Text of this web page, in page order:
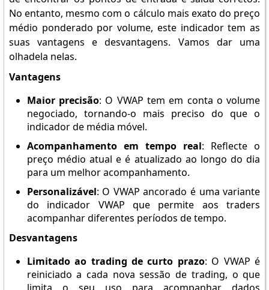
No entanto, mesmo com o cálculo mais exato do preço
médio ponderado por volume, este indicador tem as
suas vantagens e desvantagens. Vamos dar uma
olhadela nelas.
Vantagens
Maior precisão: O VWAP tem em conta o volume
negociado, tornando-o mais preciso do que o
indicador de média móvel.
Acompanhamento em tempo real: Reflecte o
preço médio atual e é atualizado ao longo do dia
para um melhor acompanhamento.
Personalizável: O VWAP ancorado é uma variante
do indicador VWAP que permite aos traders
acompanhar diferentes períodos de tempo.
Desvantagens
Limitado ao trading de curto prazo: O VWAP é
reiniciado a cada nova sessão de trading, o que